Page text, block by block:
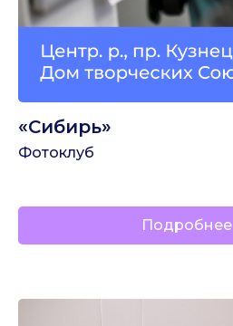
«Сибирь»
Фотоклуб
Подробнее